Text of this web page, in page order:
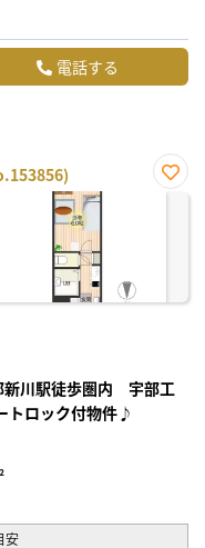
電話する
お気
新川駅徒歩圏内 宇部工
トロック付物件♪
安